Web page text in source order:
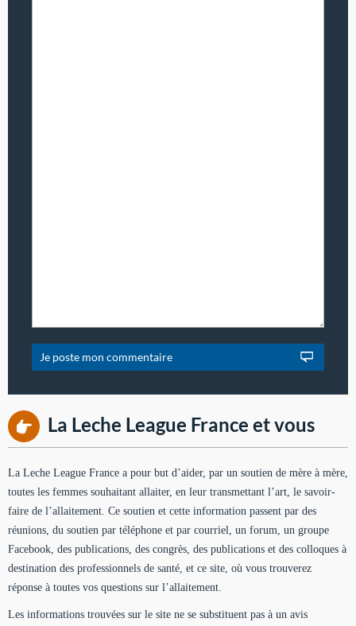
La Leche League France et vous
La Leche League France a pour but d’aider, par un soutien de mère à mère,
toutes les femmes souhaitant allaiter, en leur transmettant l’art, le savoir-
faire de l’allaitement. Ce soutien et cette information passent par des
réunions, du soutien par téléphone et par courriel, un forum, un groupe
Facebook, des publications, des congrès, des publications et des colloques à
destination des professionnels de santé, et ce site, où vous trouverez
réponse à toutes vos questions sur l’allaitement.
Les informations trouvées sur le site ne se substituent pas à un avis